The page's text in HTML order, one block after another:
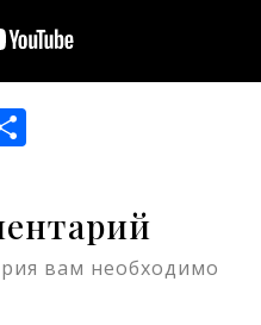
вам необходимо